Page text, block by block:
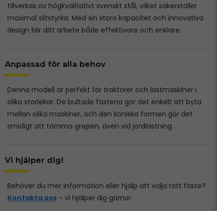
tillverkas av högkvalitativt svenskt stål, vilket säkerställer
maximal slitstyrka. Med sin stora kapacitet och innovativa
design blir ditt arbete både effektivare och enklare.
Anpassad för alla behov
Denna modell är perfekt för traktorer och lastmaskiner i
olika storlekar. De bultade fästena gör det enkelt att byta
mellan olika maskiner, och den koniska formen gör det
smidigt att tömma grepen, även vid jordlastning.
Vi hjälper dig!
Behöver du mer information eller hjälp att välja rätt fäste?
Kontakta oss – vi hjälper dig gärna!